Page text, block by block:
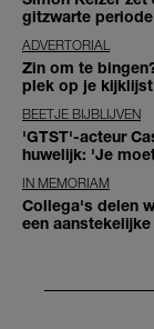
gitzwarte
ADVERTORIAL
Zin om te
plek op je kijklijst
BEETJE BIJBLIJVEN
'GTST'-acteur
huwelijk: 'Je
IN MEMORIAM
Collega's delen
een